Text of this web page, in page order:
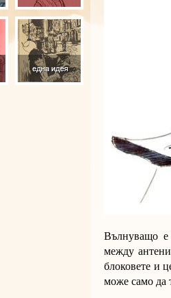
Вълнуващо
между
блоковете и
може само да